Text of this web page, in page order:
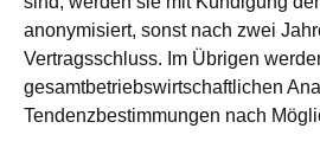
anonymisiert, sonst nach zwei
Vertragsschluss. Im Übrigen
gesamtbetriebswirtschaftlichen
Tendenzbestimmungen nach